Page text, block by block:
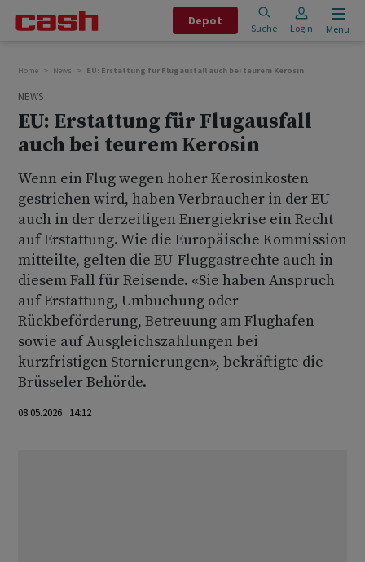
Depot
Suche Login Menu
Home News EU: Erstattung für Flugausfall auch bei teurem Kerosin
NEWS
EU: Erstattung für Flugausfall
auch bei teurem Kerosin
Wenn ein Flug wegen hoher Kerosinkosten
gestrichen wird, haben Verbraucher in der EU
auch in der derzeitigen Energiekrise ein Recht
auf Erstattung. Wie die Europäische Kommission
mitteilte, gelten die EU-Fluggastrechte auch in
diesem Fall für Reisende. «Sie haben Anspruch
auf Erstattung, Umbuchung oder
Rückbeförderung, Betreuung am Flughafen
sowie auf Ausgleichszahlungen bei
kurzfristigen Stornierungen», bekräftigte die
Brüsseler Behörde.
08.05.2026 14:12